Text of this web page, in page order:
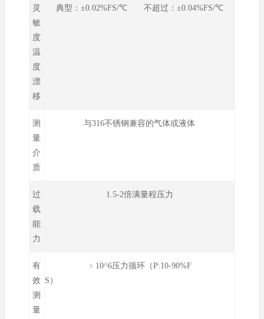
灵
敏
度
温
度
漂
移
典型：±0.02%FS/℃ 不超过：±0.04%FS/℃
测
量
介
质
与316不锈钢兼容的气体或液体
过
载
能
力
1.5-2倍满量程压力
有
效
测
量
﹥10^6压力循环（P:10-90%F
S）